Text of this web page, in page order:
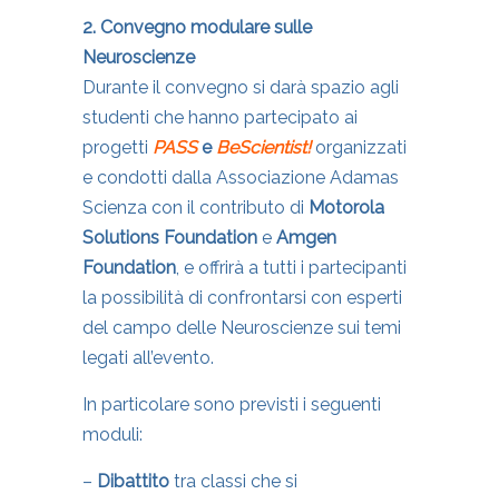
2. Convegno modulare sulle
Neuroscienze
Durante il convegno si darà spazio agli
studenti che hanno partecipato ai
progetti PASSe BeScientist!organizzati
e condotti dalla Associazione Adamas
Scienza con il contributo di Motorola
Solutions Foundation e Amgen
Foundation, e offrirà a tutti i partecipanti
la possibilità di confrontarsi con esperti
del campo delle Neuroscienze sui temi
legati all’evento.
In particolare sono previsti i seguenti
moduli:
– Dibattito tra classi che si